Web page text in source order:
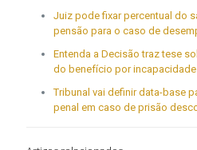
Juiz pode fixar percentual do
pensão para o caso de
Entenda a Decisão traz tese
do benefício por
Tribunal vai definir data-base
penal em caso de prisão